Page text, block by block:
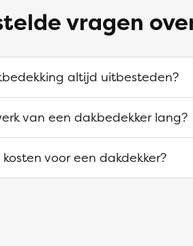
vragen
altijd uitbesteden?
van een dakbedekker lang?
voor een dakdekker?